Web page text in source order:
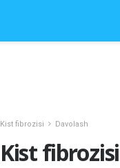
Kist fibrozisi Davolash
Kist